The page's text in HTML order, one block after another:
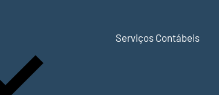
Serviços Contábeis